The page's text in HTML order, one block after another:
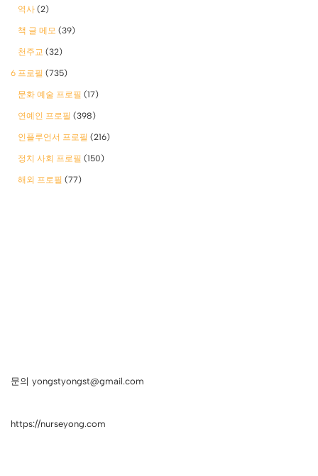
역사 (2)
책 글 메모 (39)
천주교 (32)
6 프로필 (735)
문화 예술 프로필 (17)
연예인 프로필 (398)
인플루언서 프로필 (216)
정치 사회 프로필 (150)
해외 프로필 (77)
문의 yongstyongst@gmail.com
https://nurseyong.com